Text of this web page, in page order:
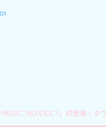
NO IDOL?」初登場！タ